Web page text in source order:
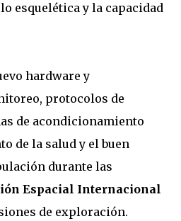
esquelética y la capacidad
hardware y
protocolos de
de acondicionamiento
de la salud y el buen
durante las
Espacial Internacional
de exploración.